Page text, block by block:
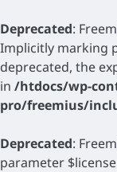
Deprecated:
Implicitly marking
deprecated, the
in /htdocs/wp-
pro/freemius/
Deprecated:
parameter